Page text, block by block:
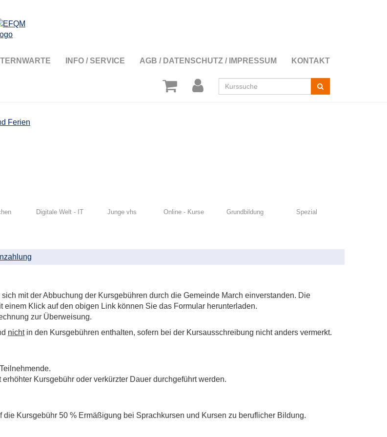
INFO / SERVICE AGB / DATENSCHUTZ / IMPRESSUM KONTAKT
Kurse
suchen
Ferien
Digitale Welt - IT Junge vhs Online - Kurse Grundbildung Spezial
mit der Abbuchung der Kursgebühren durch die Gemeinde March einverstanden. Die
Klick auf den obigen Link können Sie das Formular herunterladen.
zur Überweisung.
nichtin den Kursgebühren enthalten, sofern bei der Kursausschreibung nicht anders vermerkt.
Kursgebühr oder verkürzter Dauer durchgeführt werden.
Kursgebühr 50 % Ermäßigung bei Sprachkursen und Kursen zu beruflicher Bildung.